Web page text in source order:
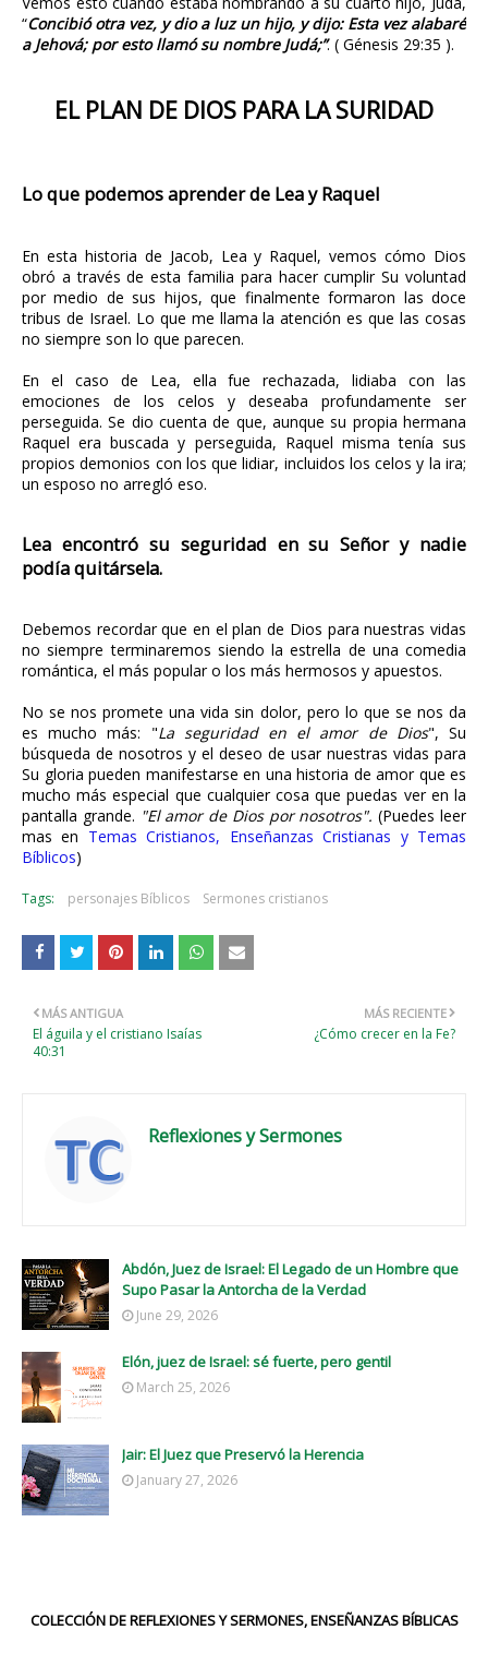
“Concibió otra vez, y dio a luz un hijo, y dijo: Esta vez alabaré
a Jehová; por esto llamó su nombre Judá;”. ( Génesis 29:35 ).
EL PLAN DE DIOS PARA LA SURIDAD
Lo que podemos aprender de Lea y Raquel
En esta historia de Jacob, Lea y Raquel, vemos cómo Dios
obró a través de esta familia para hacer cumplir Su voluntad
por medio de sus hijos, que finalmente formaron las doce
tribus de Israel. Lo que me llama la atención es que las cosas
no siempre son lo que parecen.
En el caso de Lea, ella fue rechazada, lidiaba con las
emociones de los celos y deseaba profundamente ser
perseguida. Se dio cuenta de que, aunque su propia hermana
Raquel era buscada y perseguida, Raquel misma tenía sus
propios demonios con los que lidiar, incluidos los celos y la ira;
un esposo no arregló eso.
Lea encontró su seguridad en su Señor y nadie
podía quitársela.
Debemos recordar que en el plan de Dios para nuestras vidas
no siempre terminaremos siendo la estrella de una comedia
romántica, el más popular o los más hermosos y apuestos.
No se nos promete una vida sin dolor, pero lo que se nos da
es mucho más: "La seguridad en el amor de Dios", Su
búsqueda de nosotros y el deseo de usar nuestras vidas para
Su gloria pueden manifestarse en una historia de amor que es
mucho más especial que cualquier cosa que puedas ver en la
pantalla grande. "El amor de Dios por nosotros".(Puedes leer
mas en Temas Cristianos, Enseñanzas Cristianas y Temas
Bíblicos)
Tags: personajes Bíblicos Sermones cristianos
MÁS RECIENTE
¿Cómo crecer en la Fe?
MÁS ANTIGUA
El águila y el cristiano Isaías
40:31
Reflexiones y Sermones
Abdón, Juez de Israel: El Legado de un Hombre que
Supo Pasar la Antorcha de la Verdad
June 29, 2026
Elón, juez de Israel: sé fuerte, pero gentil
March 25, 2026
Jair: El Juez que Preservó la Herencia
January 27, 2026
COLECCIÓN DE REFLEXIONES Y SERMONES, ENSEÑANZAS BÍBLICAS